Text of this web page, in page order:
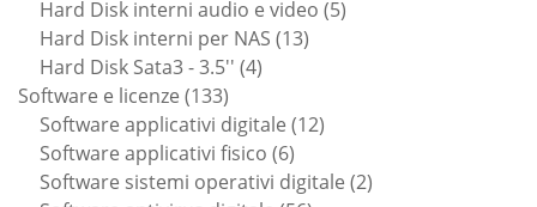
prodotti
Hard Disk interni audio e video 55
Hard Disk interni per NAS 1313
Hard Disk Sata3 - 3.5'' 44
Software e licenze 133133
prodotti
Software applicativi digitale 1212
Software applicativi fisico 66
prodotti
Software sistemi operativi digitale 22